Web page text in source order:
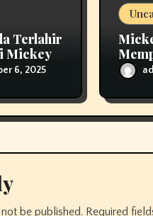
Terlahir
Mickey
Roda
6, 2025
be published. Required